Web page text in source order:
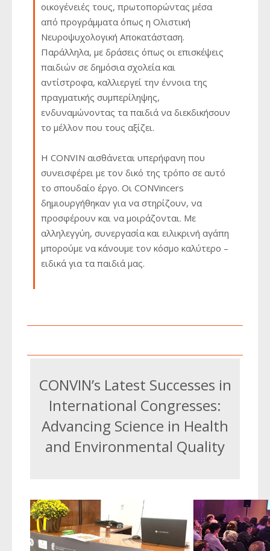
οικογένειές τους, πρωτοπορώντας μέσα
από προγράμματα όπως η Ολιστική
Νευροψυχολογική Αποκατάσταση.
Παράλληλα, με δράσεις όπως οι επισκέψεις
παιδιών σε δημόσια σχολεία και
αντίστροφα, καλλιεργεί την έννοια της
πραγματικής συμπερίληψης,
ενδυναμώνοντας τα παιδιά να διεκδικήσουν
το μέλλον που τους αξίζει.
Η CONVIN αισθάνεται υπερήφανη που
συνεισφέρει με τον δικό της τρόπο σε αυτό
το σπουδαίο έργο. Οι CONVincers
δημιουργήθηκαν για να στηρίζουν, να
προσφέρουν και να μοιράζονται. Με
αλληλεγγύη, συνεργασία και ειλικρινή αγάπη
μπορούμε να κάνουμε τον κόσμο καλύτερο –
ειδικά για τα παιδιά μας.
CONVIN’s Latest Successes in
International Congresses:
Advancing Science in Health
and Environmental Quality